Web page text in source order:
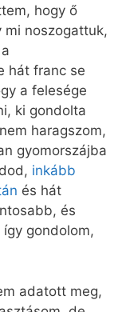
hogy ő
noszogattuk,
hát franc se
a felesége
ki gondolta
haragszom,
gyomorszájba
inkább
és hát
és
gondolom,
adatott meg,